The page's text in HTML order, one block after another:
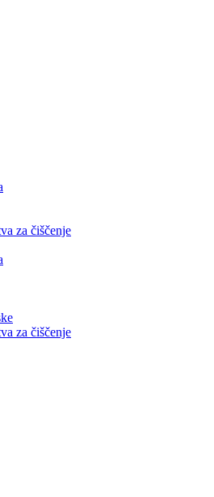
za čiščenje
za čiščenje